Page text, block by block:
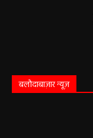
बलौदाबाज़ार न्यूज़